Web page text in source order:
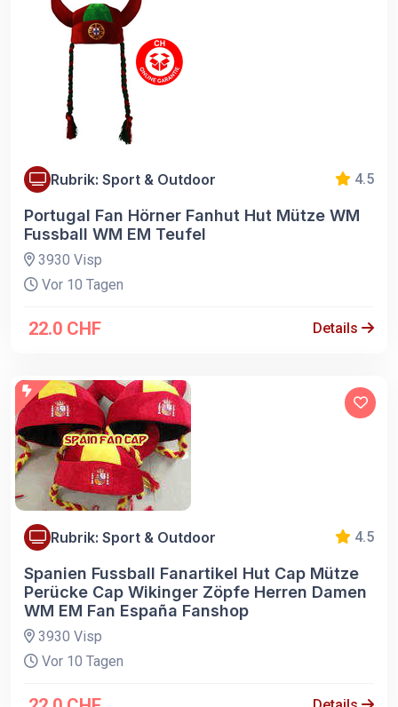
Rubrik: Sport & Outdoor 4.5
Portugal Fan Hörner Fanhut Hut Mütze WM
Fussball WM EM Teufel
3930 Visp
Vor 10 Tagen
22.0 CHF Details
Rubrik: Sport & Outdoor 4.5
Spanien Fussball Fanartikel Hut Cap Mütze
Perücke Cap Wikinger Zöpfe Herren Damen
WM EM Fan España Fanshop
3930 Visp
Vor 10 Tagen